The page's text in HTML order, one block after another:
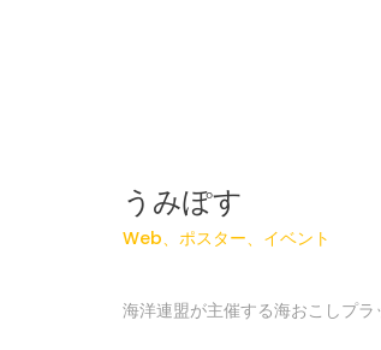
うみぽす
Web、ポスター、イベント
海洋連盟が主催する海おこしプ